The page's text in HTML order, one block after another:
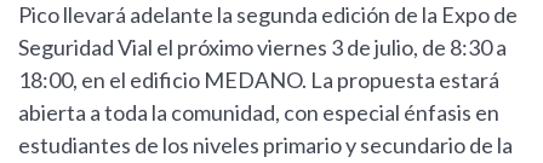
Pico llevará adelante la segunda edición de la Expo de
Seguridad Vial el próximo viernes 3 de julio, de 8:30 a
18:00, en el edificio MEDANO. La propuesta estará
abierta a toda la comunidad, con especial énfasis en
estudiantes de los niveles primario y secundario de la